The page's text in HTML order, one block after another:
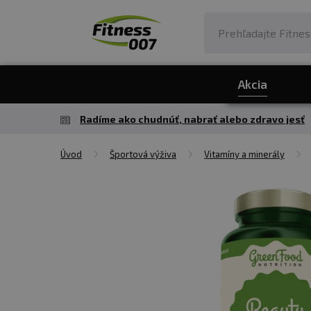
Akcia
Radíme ako chudnúť, nabrať alebo zdravo jesť
Úvod Športová výživa Vitamíny a minerály